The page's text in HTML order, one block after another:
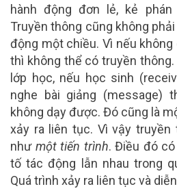
hành động đơn lẻ, kẻ
Truyền thông cũng không
động một chiều. Vì nếu
thì không thể có truyền
lớp học, nếu học sinh
nghe bài giảng (message)
không dạy được. Đó cũng là
xảy ra liên tục. Vì vậy
như một tiến trình. Điều đó
tố tác động lẫn nhau trong
Quá trình xảy ra liên tục và